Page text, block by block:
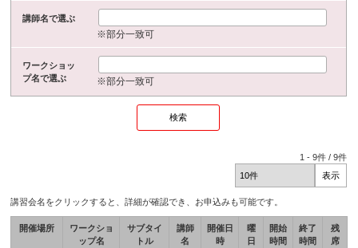
講師名で選ぶ
※部分一致可
ワークショッ
プ名で選ぶ
※部分一致可
1 -9件 /9件
講習会名をクリックすると、詳細が確認でき、お申込みも可能です。
開催場所
ワークショ
ップ名
サブタイ
トル
講師
名
開催日
時
曜
日
開始
時間
終了
時間
残
席